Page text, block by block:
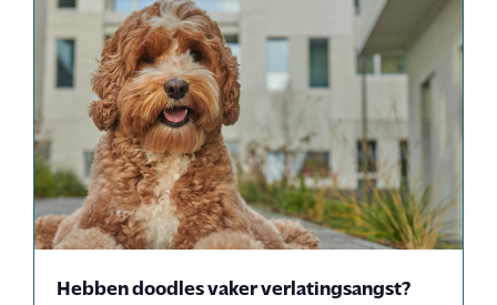
Hebben doodles vaker verlatingsangst?